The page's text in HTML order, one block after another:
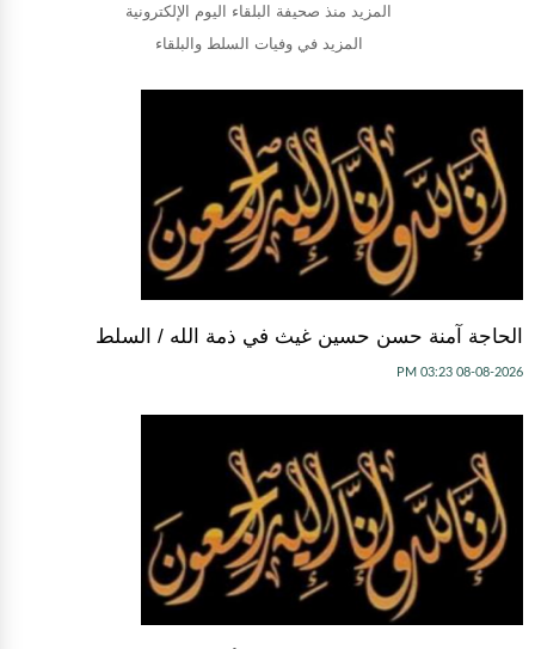
المزيد منذ صحيفة البلقاء اليوم الإلكترونية
المزيد في وفيات السلط والبلقاء
الحاجة آمنة حسن حسين غيث في ذمة الله / السلط
08-08-2026 03:23 PM